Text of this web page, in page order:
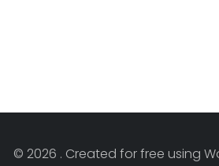
© 2026 . Created for free using